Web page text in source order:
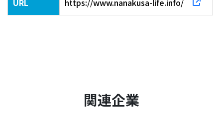
URL https://www.nanakusa-life.info/
関連企業